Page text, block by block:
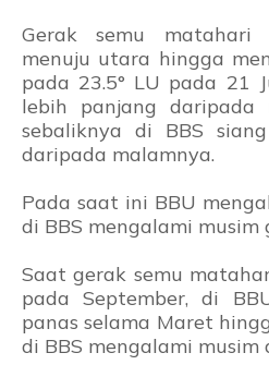
Gerak semu matahari
menuju utara hingga
pada 23.5° LU pada 21
lebih panjang
sebaliknya di BBS
daripada malamnya.
Pada saat ini BBU
di BBS mengalami musim
Saat gerak semu
pada September, di
panas selama Maret
di BBS mengalami musim